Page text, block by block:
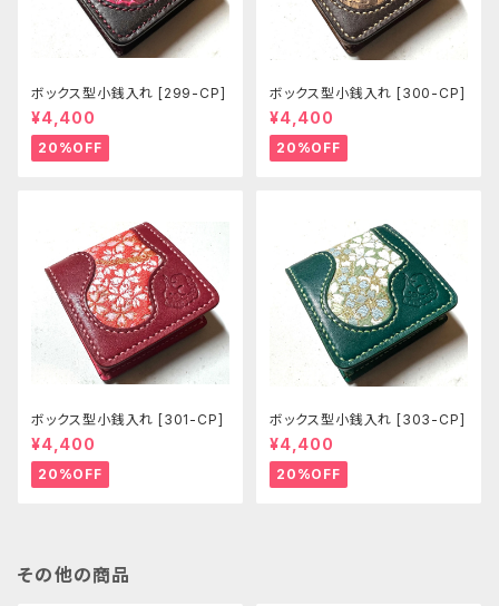
ボックス型小銭入れ [299-CP]
¥4,400
20%OFF
ボックス型小銭入れ [300-CP]
¥4,400
20%OFF
ボックス型小銭入れ [301-CP]
¥4,400
20%OFF
ボックス型小銭入れ [303-CP]
¥4,400
20%OFF
その他の商品